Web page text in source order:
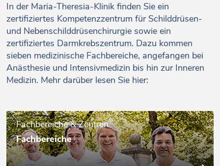
In der Maria-Theresia-Klinik finden Sie ein
zertifiziertes Kompetenzzentrum für Schilddrüsen-
und Nebenschilddrüsenchirurgie sowie ein
zertifiziertes Darmkrebszentrum. Dazu kommen
sieben medizinische Fachbereiche, angefangen bei
Anästhesie und Intensivmedizin bis hin zur Inneren
Medizin. Mehr darüber lesen Sie hier:
Fachbereiche & Zentren
Fachbereiche